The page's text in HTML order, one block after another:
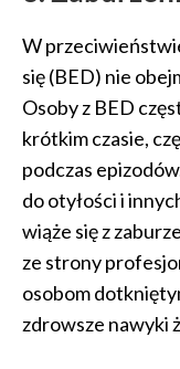
W
się (BED) nie
Osoby z BED
krótkim czasie,
podczas
do otyłości i
wiąże się z
ze strony
osobom
zdrowsze nawyki